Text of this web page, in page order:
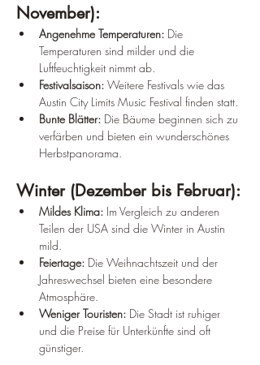
November):
Angenehme Temperaturen: Die
Temperaturen sind milder und die
Luftfeuchtigkeit nimmt ab.
Festivalsaison: Weitere Festivals wie das
Austin City Limits Music Festival finden statt.
Bunte Blätter: Die Bäume beginnen sich zu
verfärben und bieten ein wunderschönes
Herbstpanorama.
Winter (Dezember bis Februar):
Mildes Klima: Im Vergleich zu anderen
Teilen der USA sind die Winter in Austin
mild.
Feiertage: Die Weihnachtszeit und der
Jahreswechsel bieten eine besondere
Atmosphäre.
Weniger Touristen: Die Stadt ist ruhiger
und die Preise für Unterkünfte sind oft
günstiger.